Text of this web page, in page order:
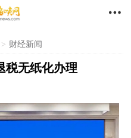

> 财经新闻
税无纸化办理